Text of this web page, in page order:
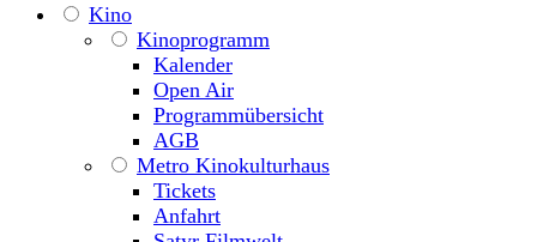
Kino
Kinoprogramm
Kalender
Open Air
Programmübersicht
AGB
Metro Kinokulturhaus
Tickets
Anfahrt